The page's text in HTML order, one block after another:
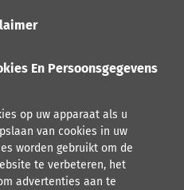
En Persoonsgegevens
op uw apparaat als u
van cookies in uw
worden gebruikt om de
te verbeteren, het
advertenties aan te